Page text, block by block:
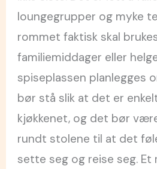
loungegrupper og myke
rommet faktisk skal
familiemiddager eller
spiseplassen planlegges
bør stå slik at det er
kjøkkenet, og det bør
rundt stolene til at det
sette seg og reise seg. Et